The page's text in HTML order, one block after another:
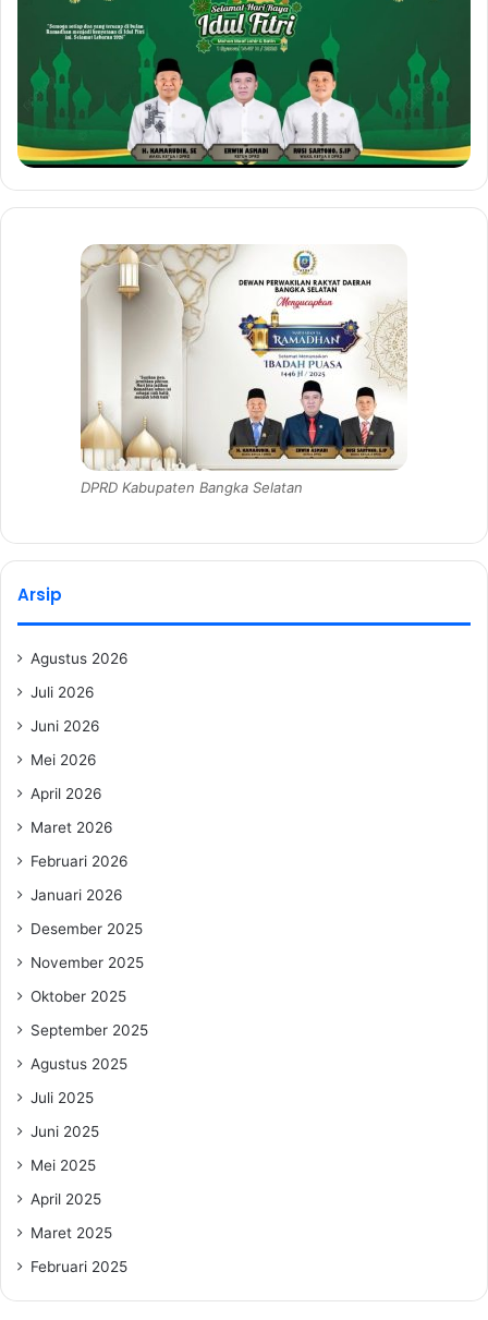
DPRD Kabupaten Bangka Selatan
Arsip
Agustus 2026
Juli 2026
Juni 2026
Mei 2026
April 2026
Maret 2026
Februari 2026
Januari 2026
Desember 2025
November 2025
Oktober 2025
September 2025
Agustus 2025
Juli 2025
Juni 2025
Mei 2025
April 2025
Maret 2025
Februari 2025